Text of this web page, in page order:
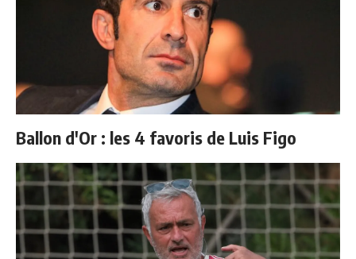
Ballon d'Or : les 4 favoris de Luis Figo